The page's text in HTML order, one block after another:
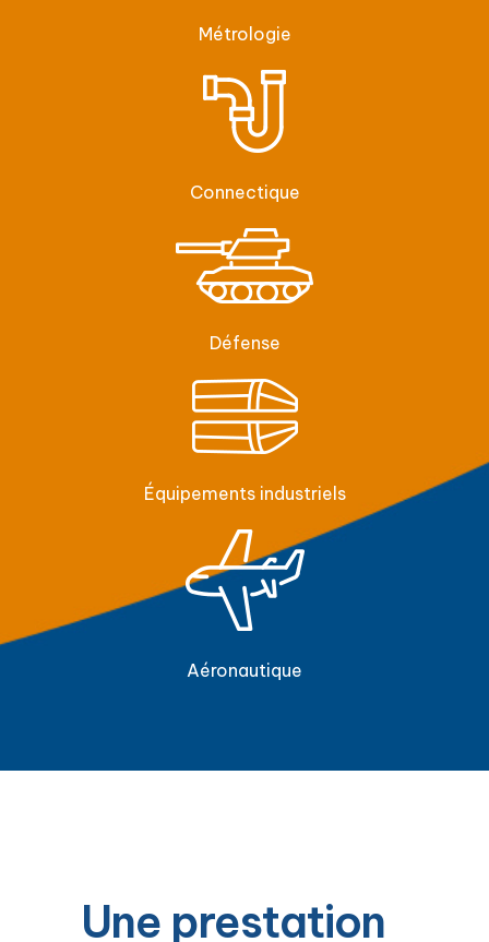
Métrologie
Connectique
Défense
Équipements industriels
Aéronautique
Une prestation